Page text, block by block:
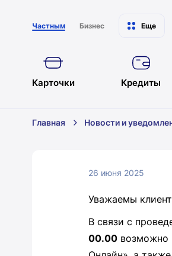
Частным Бизнес Еще
Карточки Кредиты
Главная Новости и
26 июня 2025
Уважаемы
В связи с
00.00 возможно